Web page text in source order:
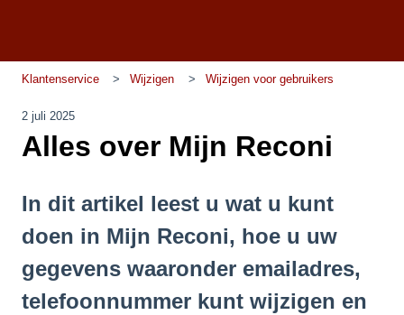
Klantenservice Wijzigen Wijzigen voor gebruikers
2 juli 2025
Alles over Mijn Reconi
In dit artikel leest u wat u kunt
doen in Mijn Reconi, hoe u uw
gegevens waaronder emailadres,
telefoonnummer kunt wijzigen en